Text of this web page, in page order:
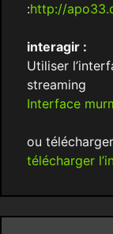
:http://
interagir :
Utiliser
streaming
Interface
ou
télécharger